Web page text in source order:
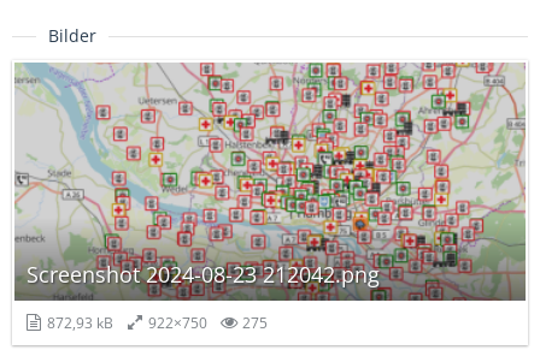
Bilder
Screenshot 2024-08-23 212042.png
872,93 kB 922×750 275